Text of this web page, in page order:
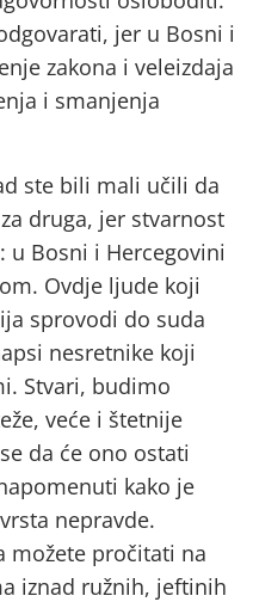
jer u Bosni i
zakona i veleizdaja
i smanjenja
ste bili mali učili da
druga, jer stvarnost
u Bosni i Hercegovini
Ovdje ljude koji
sprovodi do suda
nesretnike koji
Stvari, budimo
veće i štetnije
da će ono ostati
kako je
nepravde.
možete pročitati na
iznad ružnih, jeftinih